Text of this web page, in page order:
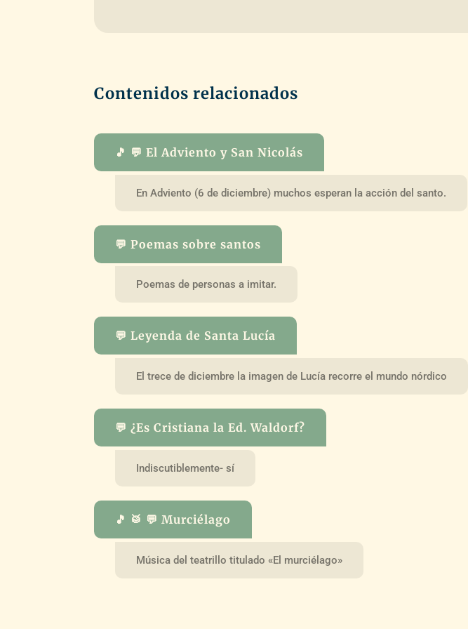
Contenidos relacionados
🎵 💬 El Adviento y San Nicolás
En Adviento (6 de diciembre) muchos esperan la acción del santo.
💬 Poemas sobre santos
Poemas de personas a imitar.
💬 Leyenda de Santa Lucía
El trece de diciembre la imagen de Lucía recorre el mundo nórdico
💬 ¿Es Cristiana la Ed. Waldorf?
Indiscutiblemente- sí
🎵 🥁 💬 Murciélago
Música del teatrillo titulado «El murciélago»